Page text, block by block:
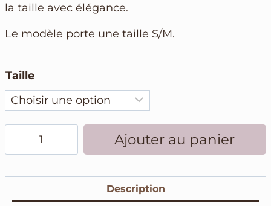
la taille avec élégance.
Le modèle porte une taille S/M.
Taille
élégant
Ajouter au panier
Description